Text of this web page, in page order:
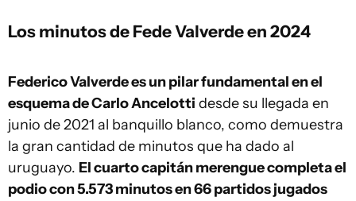
Los minutos de Fede Valverde en 2024
Federico Valverde es un pilar fundamental en el
esquema de Carlo Ancelotti desde su llegada en
junio de 2021 al banquillo blanco, como demuestra
la gran cantidad de minutos que ha dado al
uruguayo. El cuarto capitán merengue completa el
podio con 5.573 minutos en 66 partidos jugados